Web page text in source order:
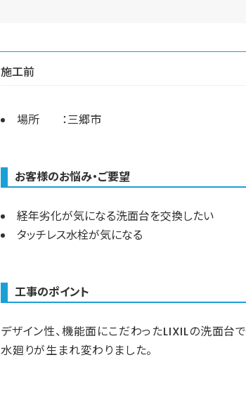
施工前
場所 ：三郷市
お客様のお悩み・ご要望
経年劣化が気になる洗面台を交換したい
タッチレス水栓が気になる
工事のポイント
デザイン性、機能面にこだわったLIXILの洗面台で
水廻りが生まれ変わりました。